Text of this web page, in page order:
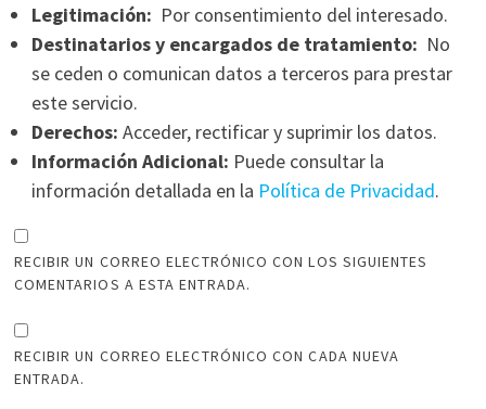
Legitimación: Por consentimiento del interesado.
Destinatarios y encargados de tratamiento: No
se ceden o comunican datos a terceros para prestar
este servicio.
Derechos: Acceder, rectificar y suprimir los datos.
Información Adicional: Puede consultar la
información detallada en la Política de Privacidad.
RECIBIR UN CORREO ELECTRÓNICO CON LOS SIGUIENTES
COMENTARIOS A ESTA ENTRADA.
RECIBIR UN CORREO ELECTRÓNICO CON CADA NUEVA
ENTRADA.